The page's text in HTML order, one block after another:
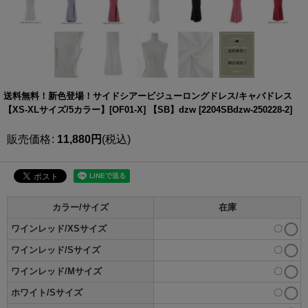
送料無料！新色登場！サイドシアービジューロングドレス/キャバドレス
【XS-XLサイズ/5カラー】[OF01-X] 【SB】dzw [2204SBdzw-250228-2]
販売価格: 11,880円 (税込)
カラー/サイズ 在庫
ワインレッド/XSサイズ 〇
ワインレッド/Sサイズ 〇
ワインレッド/Mサイズ 〇
ホワイト/Sサイズ 〇